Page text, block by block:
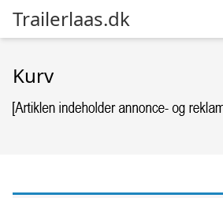
Trailerlaas.dk
Kurv